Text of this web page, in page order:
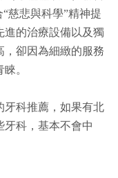
慈悲與科學”精神提
進的治療設備以及獨
，卻因為細緻的服務
。
牙科推薦，如果有北
牙科，基本不會中